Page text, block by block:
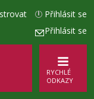
Přihlásit se
Přihlásit se
RYCHLÉ
ODKAZY